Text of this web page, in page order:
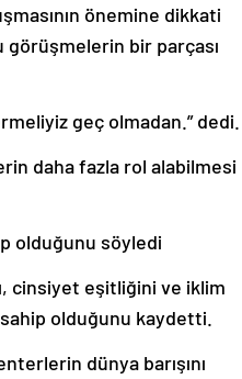
önemine dikkati
görüşmelerin bir parçası
geç olmadan.” dedi.
daha fazla rol alabilmesi
olduğunu söyledi
cinsiyet eşitliğini ve iklim
olduğunu kaydetti.
dünya barışını